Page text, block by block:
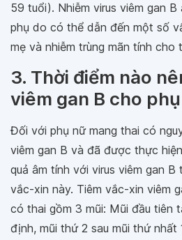
59 tuổi). Nhiễm virus viêm gan
phụ do có thể dẫn đến một số
mẹ và nhiễm trùng mãn tính cho
3. Thời điểm nào
viêm gan B cho
Đối với phụ nữ mang thai có
viêm gan B và đã được thực
quả âm tính với virus viêm gan
vắc-xin này. Tiêm vắc-xin viêm
có thai gồm 3 mũi: Mũi đầu tiên
định, mũi thứ 2 sau mũi thứ nhất